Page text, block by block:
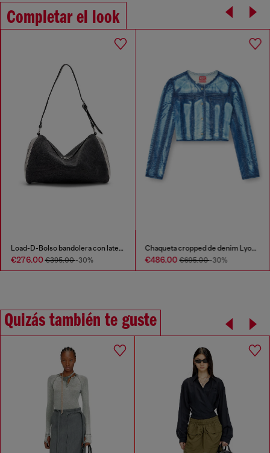
Completar el look
Load-D-Bolso bandolera con laterales Oval D transparentes
€276.00€395.00-30%
Chaqueta cropped de denim Lyocell X-Ray lavado oscuro
€486.00€695.00-30%
Quizás también te guste